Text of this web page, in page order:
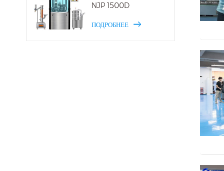
NJP 1500D
ПОДРОБНЕЕ